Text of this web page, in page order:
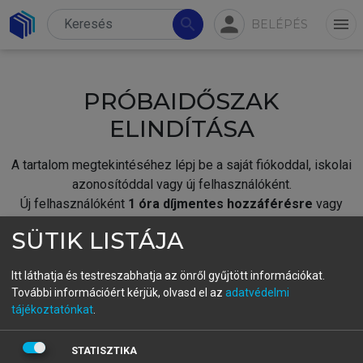
search person BELÉPÉS menu
PRÓBAIDŐSZAK
ELINDÍTÁSA
A tartalom megtekintéséhez lépj be a saját fiókoddal, iskolai
azonosítóddal vagy új felhasználóként.
Új felhasználóként 1 óra díjmentes hozzáférésre vagy
fiókoddal,vagy hozz létre új fiókot.
A regisztráció után apróbaidőszakautomatikusan
BELÉPÉS SAJÁT FIÓKKAL
SÜTIK LISTÁJA
Itt láthatja és testreszabhatja az önről gyűjtött információkat.
További információért kérjük, olvasd el az adatvédelmi
tájékoztatónkat
STATISZTIKA